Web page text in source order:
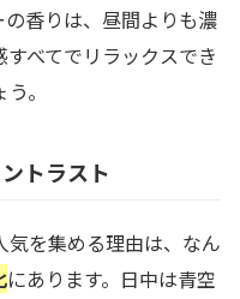
香りは、昼間よりも濃
べてでリラックスでき
。
トラスト
気を集める理由は、なん
にあります。日中は青空